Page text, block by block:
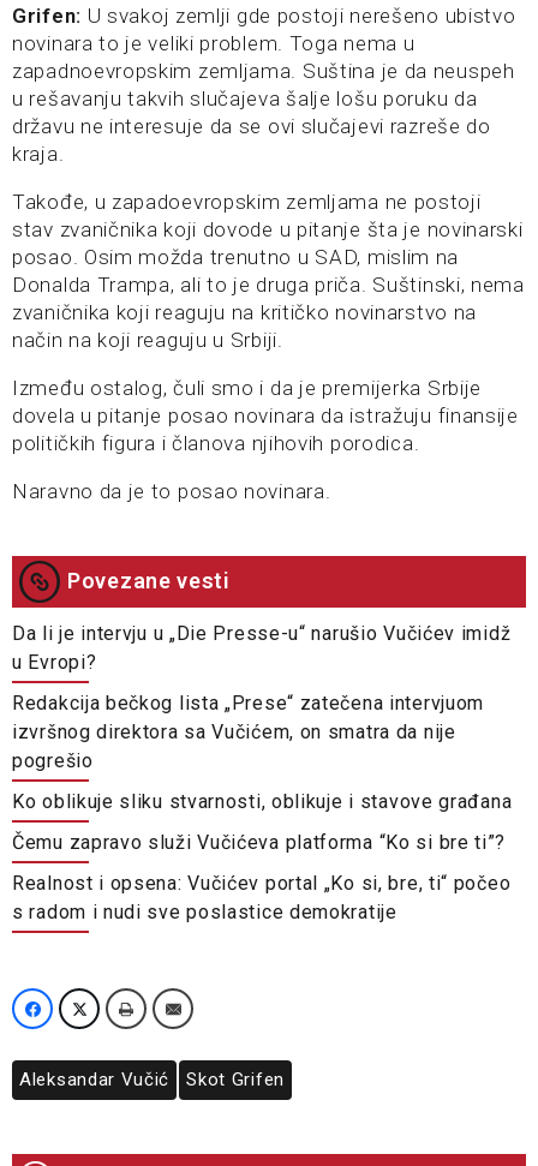
Grifen: U svakoj zemlji gde postoji nerešeno ubistvo
novinara to je veliki problem. Toga nema u
zapadnoevropskim zemljama. Suština je da neuspeh
u rešavanju takvih slučajeva šalje lošu poruku da
državu ne interesuje da se ovi slučajevi razreše do
kraja.
Takođe, u zapadoevropskim zemljama ne postoji
stav zvaničnika koji dovode u pitanje šta je novinarski
posao. Osim možda trenutno u SAD, mislim na
Donalda Trampa, ali to je druga priča. Suštinski, nema
zvaničnika koji reaguju na kritičko novinarstvo na
način na koji reaguju u Srbiji.
Između ostalog, čuli smo i da je premijerka Srbije
dovela u pitanje posao novinara da istražuju finansije
političkih figura i članova njihovih porodica.
Naravno da je to posao novinara.
Povezane vesti
Da li je intervju u „Die Presse-u“ narušio Vučićev imidž
u Evropi?
Redakcija bečkog lista „Prese“ zatečena intervjuom
izvršnog direktora sa Vučićem, on smatra da nije
pogrešio
Ko oblikuje sliku stvarnosti, oblikuje i stavove građana
Čemu zapravo služi Vučićeva platforma “Ko si bre ti”?
Realnost i opsena: Vučićev portal „Ko si, bre, ti“ počeo
s radom i nudi sve poslastice demokratije
Aleksandar Vučić Skot Grifen